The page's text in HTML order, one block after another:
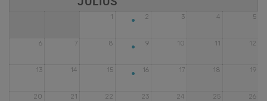
1 2
• 3 4 5
6 7 8 9
• 10 11 12
13 14 15 16
• 17 18 19
20 21 22 23 24 25 26